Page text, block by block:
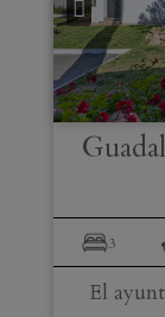
3
El